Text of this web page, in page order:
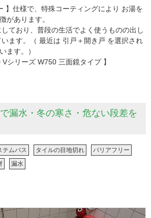
】仕様で、特殊コーティングにより お湯を
があります。
ており、普段の生活でよく使うものの出し
ます。（ 最近は 引戸＋開き戸 を選択され
ます。）
Vシリーズ W750 三面鏡タイプ 】
漏水・冬の寒さ・危ない段差を
テムバス タイルの目地切れ
バリアフリー
漏水